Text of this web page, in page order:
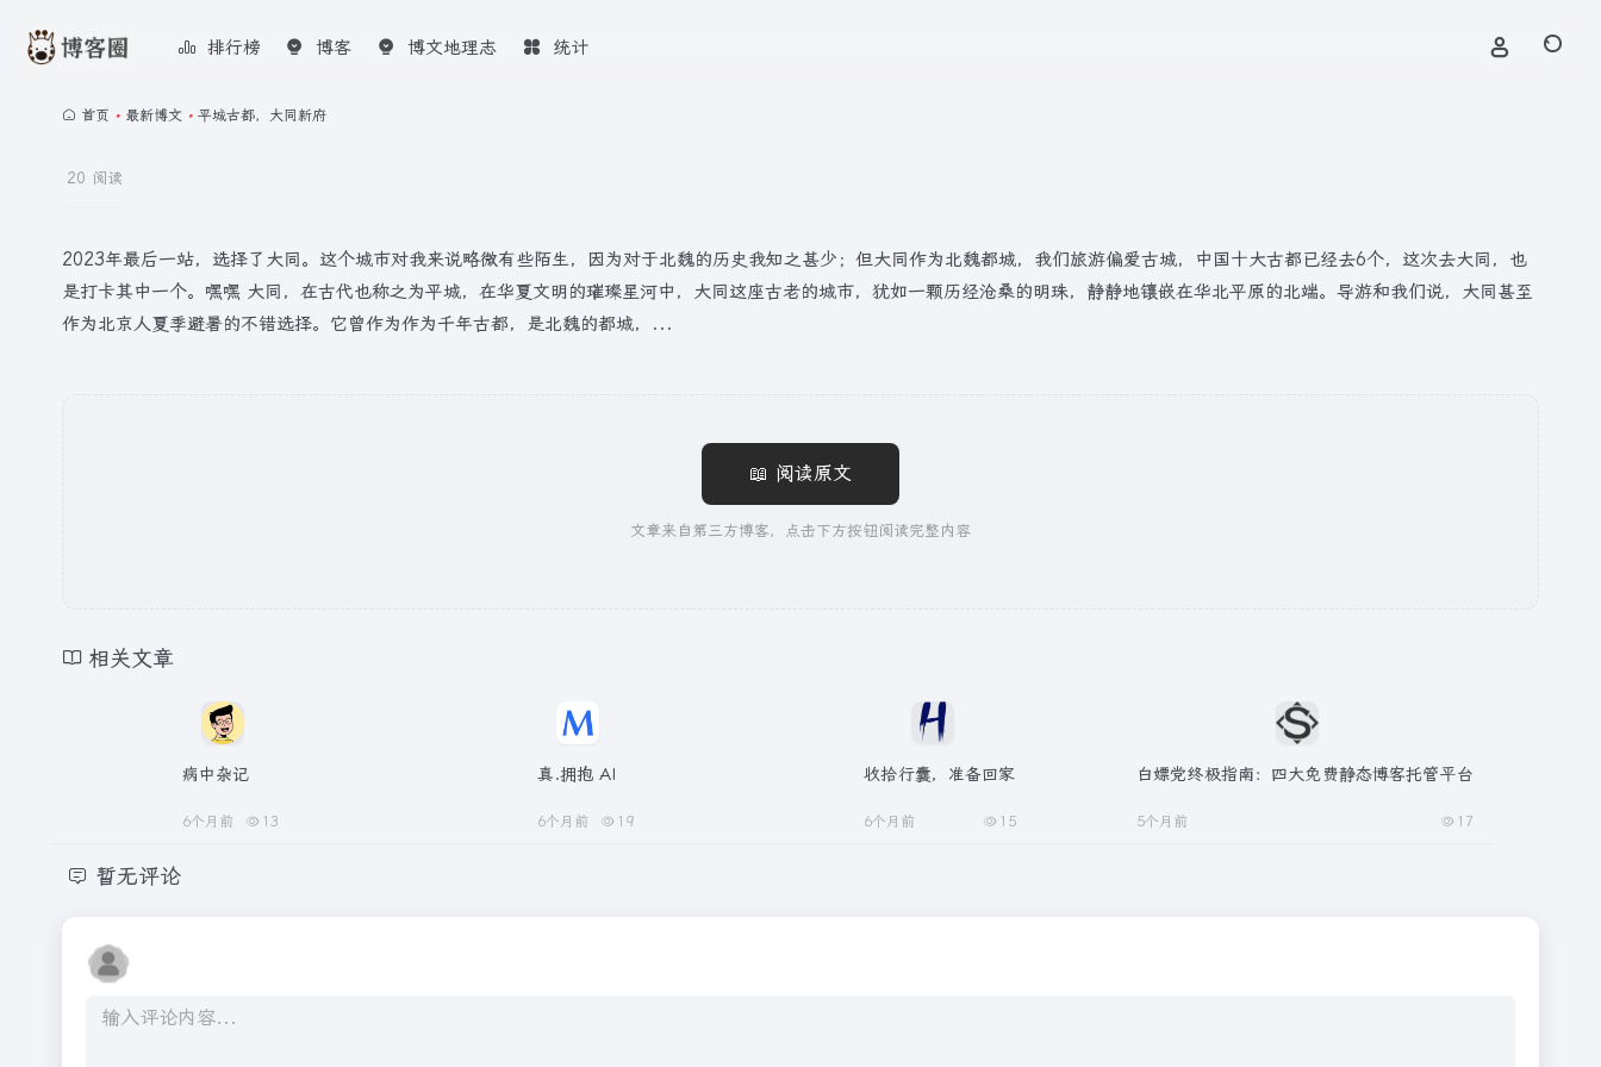
排行榜 博客 博文地理志 统计
首页 • 最新博文 • 平城古都，大同新府
20 阅读
2023年最后一站，选择了大同。这个城市对我来说略微有些陌生，因为对于北魏的历史我知之甚少；但大同作为北魏都城，我们旅游偏爱古城，中国十大古都已经去6个，这次去大同，也
是打卡其中一个。嘿嘿 大同，在古代也称之为平城，在华夏文明的璀璨星河中，大同这座古老的城市，犹如一颗历经沧桑的明珠，静静地镶嵌在华北平原的北端。导游和我们说，大同甚至
作为北京人夏季避暑的不错选择。它曾作为作为千年古都，是北魏的都城，...
📖 阅读原文
文章来自第三方博客，点击下方按钮阅读完整内容
相关文章
病中杂记
6个月前 13
真.拥抱 AI
6个月前 19
收拾行囊，准备回家
6个月前 15
白嫖党终极指南：四大免费静态博客托管平台
5个月前 17
暂无评论